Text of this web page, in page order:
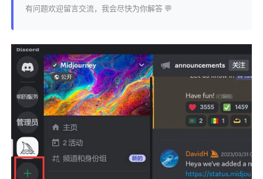
有问题欢迎留言交流，我会尽快为你解答 💬